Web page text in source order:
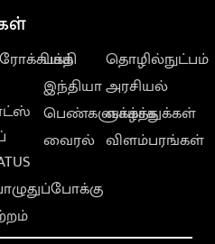
பக்தி
இந்தியா
பெண்களுக்காக
வைரல்
தொழில்நுட்பம்
அரசியல்
வாழ்த்துக்கள்
விளம்பரங்கள்